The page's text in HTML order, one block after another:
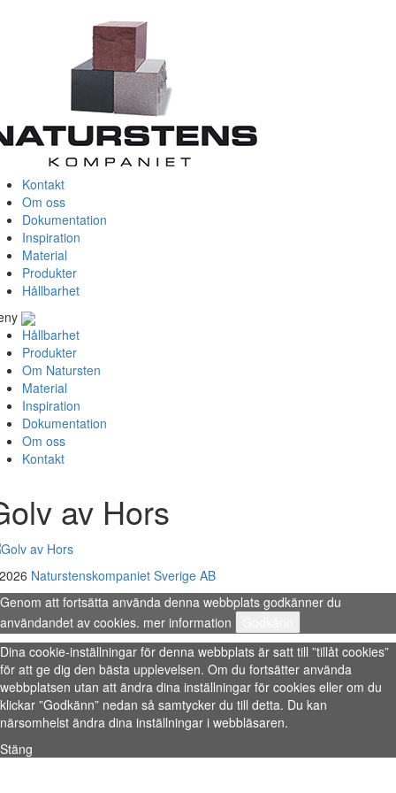
Kontakt
Om oss
Dokumentation
Inspiration
Material
Produkter
Hållbarhet
Hållbarhet
Produkter
Om Natursten
Material
Inspiration
Dokumentation
Om oss
Kontakt
av Hors
Naturstenskompaniet Sverige AB
Genom att fortsätta använda denna webbplats godkänner du
användandet av cookies. mer information
Dina cookie-inställningar för denna webbplats är satt till ”tillåt cookies”
för att ge dig den bästa upplevelsen. Om du fortsätter använda
webbplatsen utan att ändra dina inställningar för cookies eller om du
klickar ”Godkänn” nedan så samtycker du till detta. Du kan
närsomhelst ändra dina inställningar i webbläsaren.
Stäng